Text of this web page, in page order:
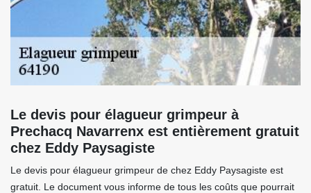
Le devis pour élagueur grimpeur à
Prechacq Navarrenx est entièrement gratuit
chez Eddy Paysagiste
Le devis pour élagueur grimpeur de chez Eddy Paysagiste est
gratuit. Le document vous informe de tous les coûts que pourrait